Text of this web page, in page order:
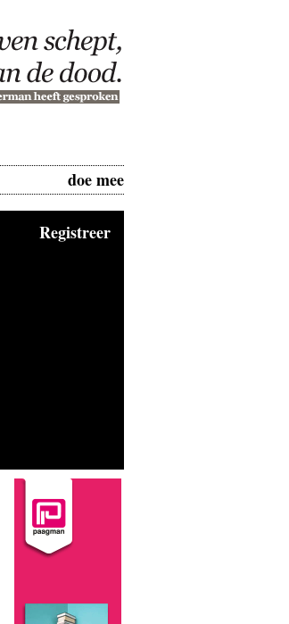
doe mee
Registreer